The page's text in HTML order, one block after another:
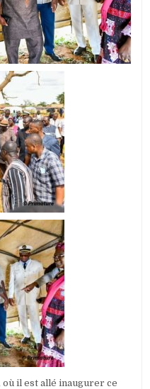
MINISTRE
VISITE
UN
SITE
DE
il est allé inaugurer ce